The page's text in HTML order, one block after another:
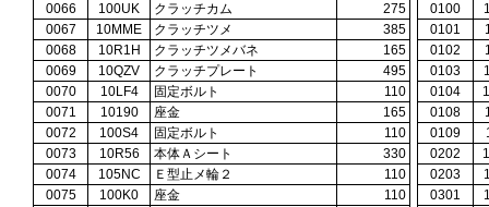
0066
100UK クラッチカム 275 0100
0067
10MME クラッチツメ 385 0101
0068
10R1H クラッチツメバネ 165 0102
0069
10QZV クラッチプレート 495 0103
0070
10LF4 固定ボルト 110 0104
0071
10190 座金 165 0108
0072
100S4 固定ボルト 110 0109
0073
10R56 本体Ａシート 330 0202
0074
105NC Ｅ型止メ輪２ 110 0203
0075
100K0 座金 110 0301